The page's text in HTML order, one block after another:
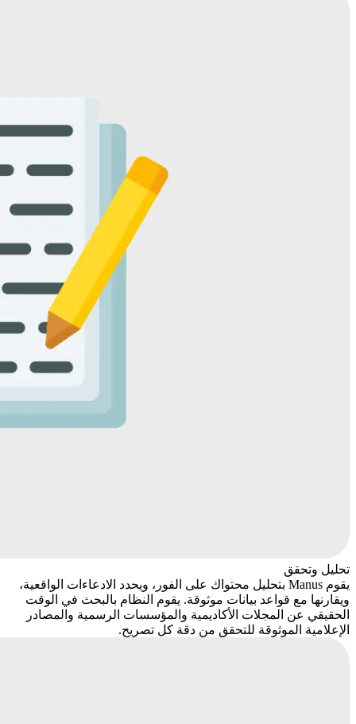
تحليل وتحقق
يقوم Manus بتحليل محتواك على الفور، ويحدد الادعاءات الواقعية،
ويقارنها مع قواعد بيانات موثوقة. يقوم النظام بالبحث في الوقت
الحقيقي عن المجلات الأكاديمية والمؤسسات الرسمية والمصادر
الإعلامية الموثوقة للتحقق من دقة كل تصريح.